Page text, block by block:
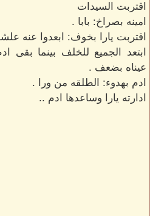
اقتربت السيدات
امينه بصراخ: بابا .
اقتربت يارا بخوف: ابعدوا عنه
ابتعد الجميع للخلف بينما
عيناه بضعف .
ادم بهدوء: الطلقه من ورا .
ادارته يارا وساعدها ادم ..